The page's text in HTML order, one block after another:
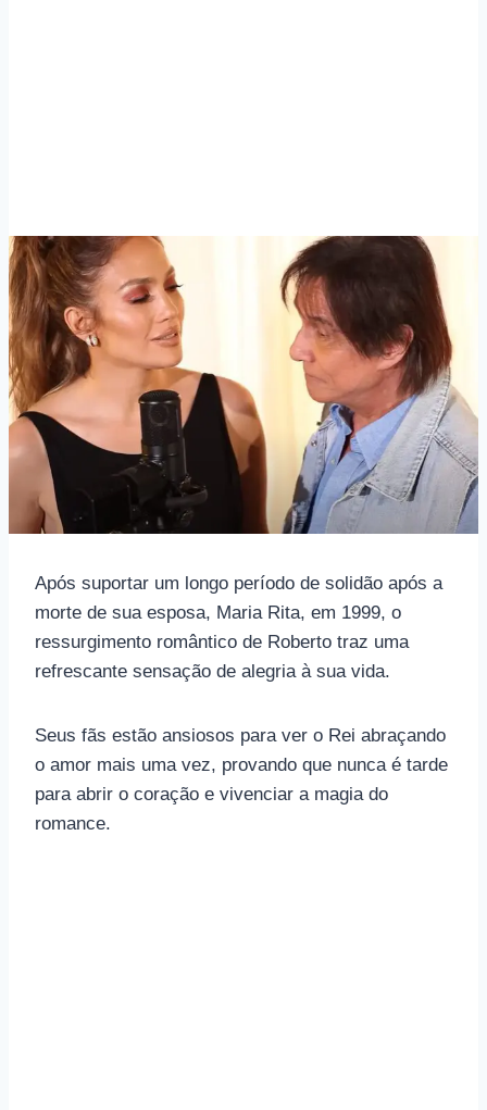
Após suportar um longo período de solidão após a
morte de sua esposa, Maria Rita, em 1999, o
ressurgimento romântico de Roberto traz uma
refrescante sensação de alegria à sua vida.
Seus fãs estão ansiosos para ver o Rei abraçando
o amor mais uma vez, provando que nunca é tarde
para abrir o coração e vivenciar a magia do
romance.